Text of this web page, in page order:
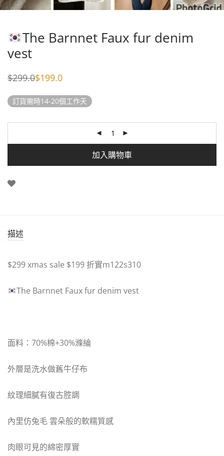
The Barnnet Faux fur denim
vest
$299.0
Original
was:
$299.0.
$199.0
Current
is:
$199.0.
訂貨需時14-20個工作天
加入購物車
描述
$299 xmas sale $199 折實m122s310
The Barnnet Faux fur denim vest
面料：70%棉+30%滌綸
外層是洗水做舊牛仔布
紋理細膩有復古腔調
內里仿兔毛 雲朵般的軟糯質感
肉眼可見的綿密厚實